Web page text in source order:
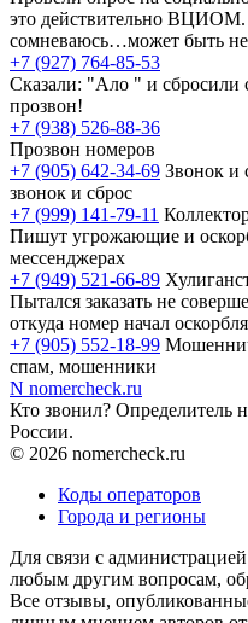
это действительно ВЦИОМ.
сомневаюсь…может быть не
+7 (927) 764-85-53
Сказали: "Ало " и сбросили
прозвон!
+7 (938) 526-88-36
Прозвон номеров
+7 (905) 642-34-69 Звонок и
звонок и сброс
+7 (999) 141-79-11
Пишут угрожающие и
мессенджерах
+7 (949) 521-66-89
Пытался заказать не
откуда номер начал
+7 (905) 552-18-99
спам, мошенники
N nomercheck.ru
Кто звонил? Определитель
России.
© 2026 nomercheck.ru
Коды операторов
Города и регионы
Для связи с
любым другим вопросам,
Все отзывы,